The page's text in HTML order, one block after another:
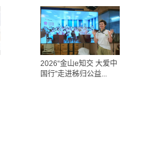
2026“金山e知交 大爱中
国行”走进秭归公益...